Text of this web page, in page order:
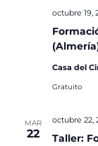
octubre 19,
Casa del
Gratuito
MAR
22
Taller:
octubre 22,